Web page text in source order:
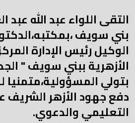
التقى اللواء عبد الله عبد
بني سويف
الوكيل رئيس الإدارة
الأزهرية ببني سويف "
بتولي
دفع جهود الأزهر الشريف
التعليمي والدعوي.